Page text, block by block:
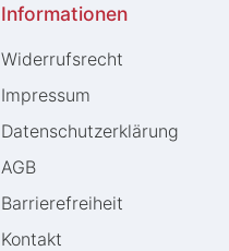
Informationen
Widerrufs­recht
Impressum
Daten­schutz­erklärung
AGB
Barrierefreiheit
Kontakt